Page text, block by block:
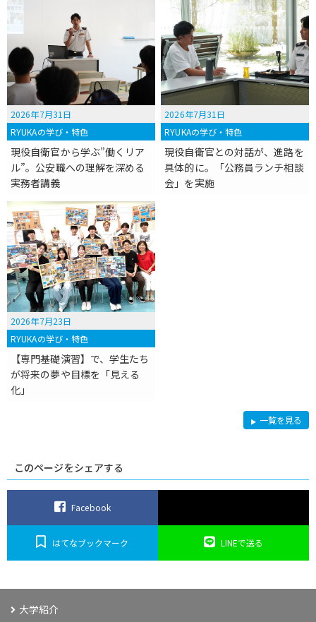
2026年7月31日
RYUKAの学び・特色
現役自衛官から学ぶ”働くリア
ル”。公安職への理解を深める
実務者講義
2026年7月31日
RYUKAの学び・特色
現役自衛官との対話が、進路を
具体的に。「公務員ランチ相談
会」を実施
2026年7月23日
RYUKAの学び・特色
【専門基礎演習】で、学生たち
が将来の夢や目標を「見える
化」
R
Y
び・
特
一覧を見る
このページをシェアする
Facebook
はてなブックマーク LINEで送る
大学紹介